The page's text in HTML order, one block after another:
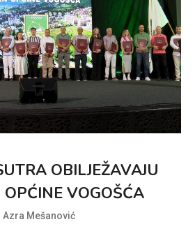
OBILJEŽAVAJU
VOGOŠĆA
Azra Mešanović